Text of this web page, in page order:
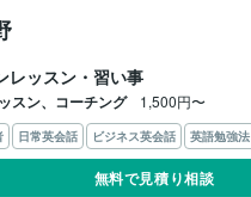
レッスン・習い事
スン、コーチング 1,500円〜
日常英会話 ビジネス英会話 英語勉強法
無料で見積り相談